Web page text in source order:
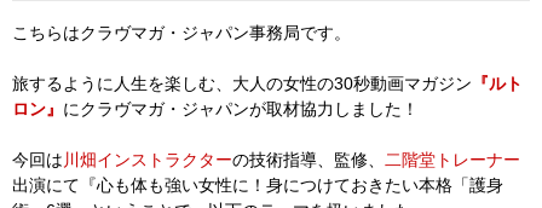
こちらはクラヴマガ・ジャパン事務局です。
旅するように人生を楽しむ、大人の女性の30秒動画マガジン 『ルト
ロン』 にクラヴマガ・ジャパンが取材協力しました！
今回は 川畑インストラクターの技術指導、監修、
二階堂トレーナー
出演にて『心も体も強い女性に！身につけておきたい本格「護身